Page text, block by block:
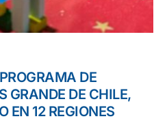
DE
GRANDE DE CHILE,
EN 12 REGIONES